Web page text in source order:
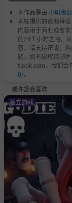
如果你读到了这
佳人选。恭喜！
人事部的 乌特·古
送所有重要信息给
本作品是由 小叽资源
本站提供的资源转
内容用于商业或者
的24个小时之内，
容，请支持正版，
题，如有侵权请邮
tlook.com，我们会
0/。
或许您会喜欢
独立游戏